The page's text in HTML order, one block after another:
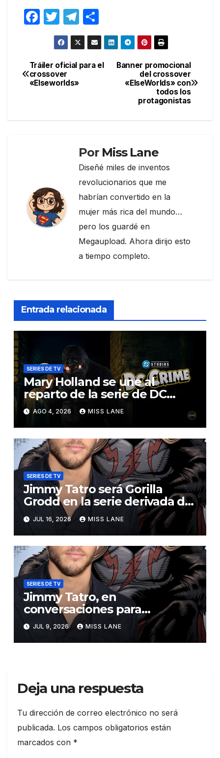
F
e
b
T
w
itt
er
T
el
e
gr
o
m
p
Navegación
de
Banner promocional
del crossover
«ElseWorlds» con
todos los
protagonistas
Tráiler oficial para el
crossover
«Elseworlds»
Por Miss Lane
Diseñé miles de inventos
revolucionarios que me
habrían convertido en la
mujer más rica del mundo…
pero los guardé en
Megaupload. Ahora dirijo esto
a tiempo completo.
Entrada relacionada
SERIES DE TV
Mary Holland se une al
reparto de la serie de DC
sobre Jimmy Olsen
AGO 4, 2026 MISS LANE
SERIES DE TV
Jimmy Tatro será Gorilla
Grodd en la serie derivada de
DC «DC Crime»
JUL 16, 2026 MISS LANE
SERIES DE TV
Jimmy Tatro, en
conversaciones para
interpretar a Gorilla Grodd en
la serie derivada de DC «DC
Crime»
JUL 9, 2026 MISS LANE
Deja una respuesta
Tu dirección de correo electrónico no será
publicada. Los campos obligatorios están
marcados con *